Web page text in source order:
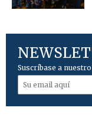
Suscríbase a